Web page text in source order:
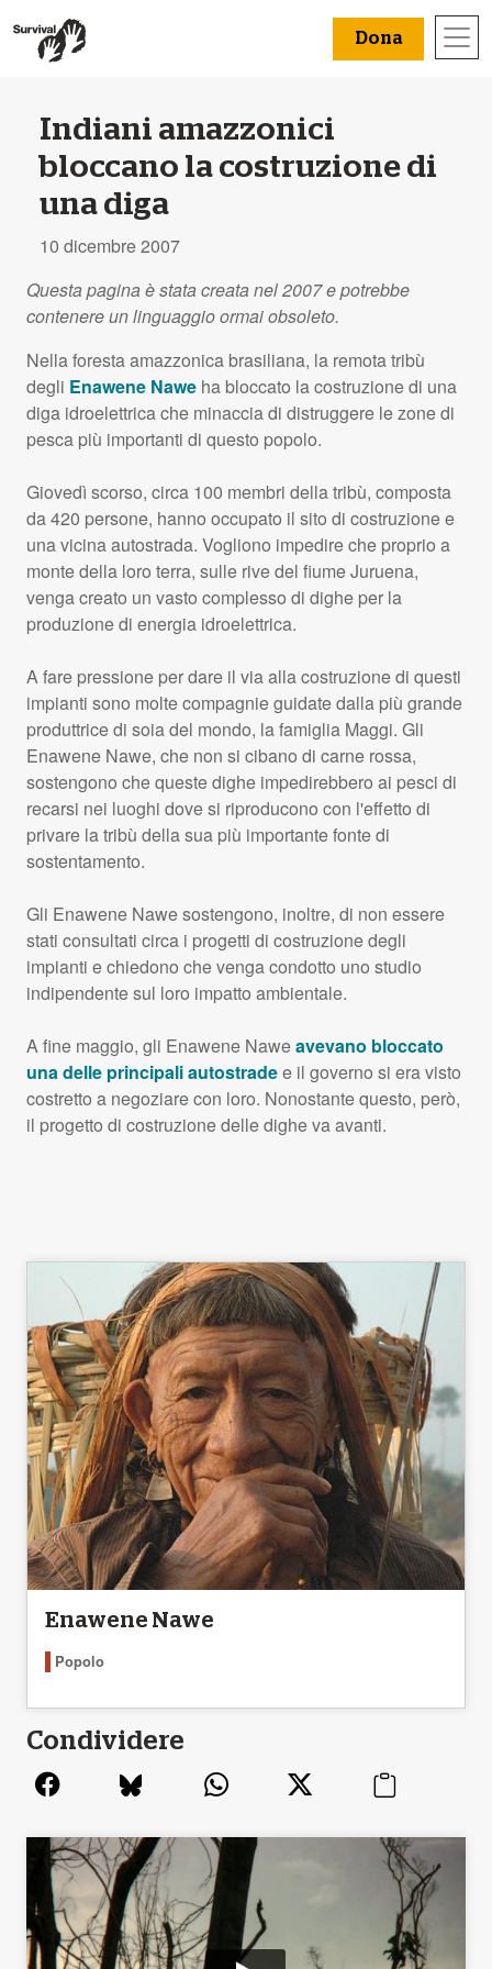
Dona
Indiani amazzonici
bloccano la costruzione di
una diga
10 dicembre 2007
Questa pagina è stata creata nel 2007 e potrebbe
contenere un linguaggio ormai obsoleto.
Nella foresta amazzonica brasiliana, la remota tribù
degli Enawene Nawe ha bloccato la costruzione di una
diga idroelettrica che minaccia di distruggere le zone di
pesca più importanti di questo popolo.
Giovedì scorso, circa 100 membri della tribù, composta
da 420 persone, hanno occupato il sito di costruzione e
una vicina autostrada. Vogliono impedire che proprio a
monte della loro terra, sulle rive del fiume Juruena,
venga creato un vasto complesso di dighe per la
produzione di energia idroelettrica.
A fare pressione per dare il via alla costruzione di questi
impianti sono molte compagnie guidate dalla più grande
produttrice di soia del mondo, la famiglia Maggi. Gli
Enawene Nawe, che non si cibano di carne rossa,
sostengono che queste dighe impedirebbero ai pesci di
recarsi nei luoghi dove si riproducono con l'effetto di
privare la tribù della sua più importante fonte di
sostentamento.
Gli Enawene Nawe sostengono, inoltre, di non essere
stati consultati circa i progetti di costruzione degli
impianti e chiedono che venga condotto uno studio
indipendente sul loro impatto ambientale.
A fine maggio, gli Enawene Naweavevano bloccato
una delle principali autostradee il governo si era visto
costretto a negoziare con loro. Nonostante questo, però,
il progetto di costruzione delle dighe va avanti.
Enawene Nawe
Popolo
Condividere